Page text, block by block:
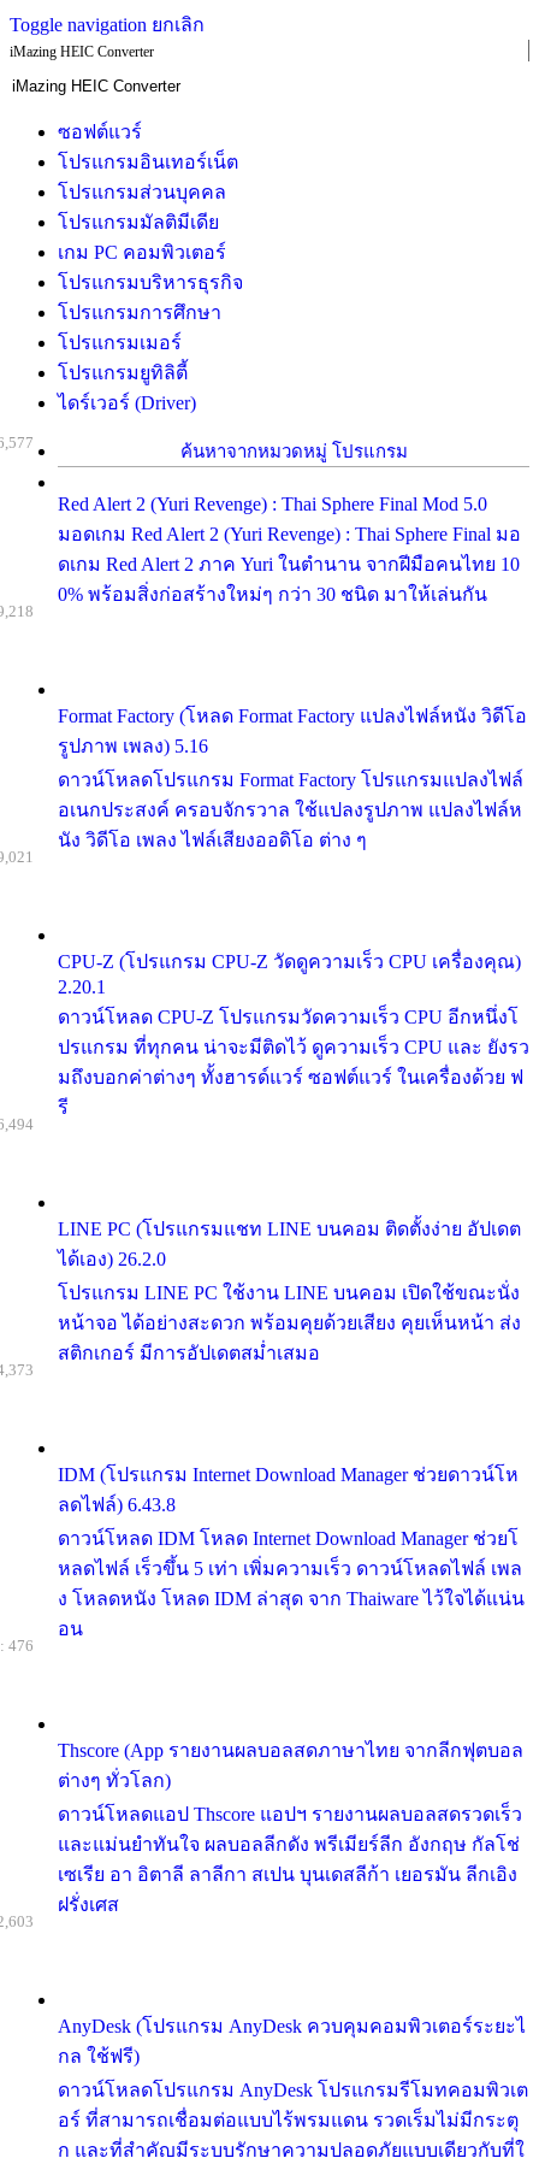
Toggle navigation ยกเลิก
iMazing HEIC Converter
ซอฟต์แวร์
โปรแกรมอินเทอร์เน็ต
โปรแกรมส่วนบุคคล
โปรแกรมมัลติมีเดีย
เกม PC คอมพิวเตอร์
โปรแกรมบริหารธุรกิจ
โปรแกรมการศึกษา
โปรแกรมเมอร์
โปรแกรมยูทิลิตี้
ไดร์เวอร์ (Driver)
ค้นหาจากหมวดหมู่ โปรแกรม
Red Alert 2 (Yuri Revenge) : Thai Sphere Final Mod 5.0
มอดเกม Red Alert 2 (Yuri Revenge) : Thai Sphere Final มอ
ดเกม Red Alert 2 ภาค Yuri ในตำนาน จากฝีมือคนไทย 10
0% พร้อมสิ่งก่อสร้างใหม่ๆ กว่า 30 ชนิด มาให้เล่นกัน
Format Factory (โหลด Format Factory แปลงไฟล์หนัง วิดีโอ
รูปภาพ เพลง) 5.16
ดาวน์โหลดโปรแกรม Format Factory โปรแกรมแปลงไฟล์
อเนกประสงค์ ครอบจักรวาล ใช้แปลงรูปภาพ แปลงไฟล์ห
นัง วิดีโอ เพลง ไฟล์เสียงออดิโอ ต่าง ๆ
CPU-Z (โปรแกรม CPU-Z วัดดูความเร็ว CPU เครื่องคุณ)
2.20.1
ดาวน์โหลด CPU-Z โปรแกรมวัดความเร็ว CPU อีกหนึ่งโ
ปรแกรม ที่ทุกคน น่าจะมีติดไว้ ดูความเร็ว CPU และ ยังรว
มถึงบอกค่าต่างๆ ทั้งฮารด์แวร์ ซอฟต์แวร์ ในเครื่องด้วย ฟ
รี
LINE PC (โปรแกรมแชท LINE บนคอม ติดตั้งง่าย อัปเดต
ได้เอง) 26.2.0
โปรแกรม LINE PC ใช้งาน LINE บนคอม เปิดใช้ขณะนั่ง
หน้าจอ ได้อย่างสะดวก พร้อมคุยด้วยเสียง คุยเห็นหน้า ส่ง
สติกเกอร์ มีการอัปเดตสม่ำเสมอ
IDM (โปรแกรม Internet Download Manager ช่วยดาวน์โห
ลดไฟล์) 6.43.8
ดาวน์โหลด IDM โหลด Internet Download Manager ช่วยโ
หลดไฟล์ เร็วขึ้น 5 เท่า เพิ่มความเร็ว ดาวน์โหลดไฟล์ เพล
ง โหลดหนัง โหลด IDM ล่าสุด จาก Thaiware ไว้ใจได้แน่น
อน
Thscore (App รายงานผลบอลสดภาษาไทย จากลีกฟุตบอล
ต่างๆ ทั่วโลก)
ดาวน์โหลดแอป Thscore แอปฯ รายงานผลบอลสดรวดเร็ว
และแม่นยำทันใจ ผลบอลลีกดัง พรีเมียร์ลีก อังกฤษ กัลโช่
เซเรีย อา อิตาลี ลาลีกา สเปน บุนเดสลีก้า เยอรมัน ลีกเอิง
ฝรั่งเศส
476
AnyDesk (โปรแกรม AnyDesk ควบคุมคอมพิวเตอร์ระยะไ
กล ใช้ฟรี)
ดาวน์โหลดโปรแกรม AnyDesk โปรแกรมรีโมทคอมพิวเต
อร์ ที่สามารถเชื่อมต่อแบบไร้พรมแดน รวดเร็มไม่มีกระตุ
ก และที่สำคัญมีระบบรักษาความปลอดภัยแบบเดียวกับที่ใ